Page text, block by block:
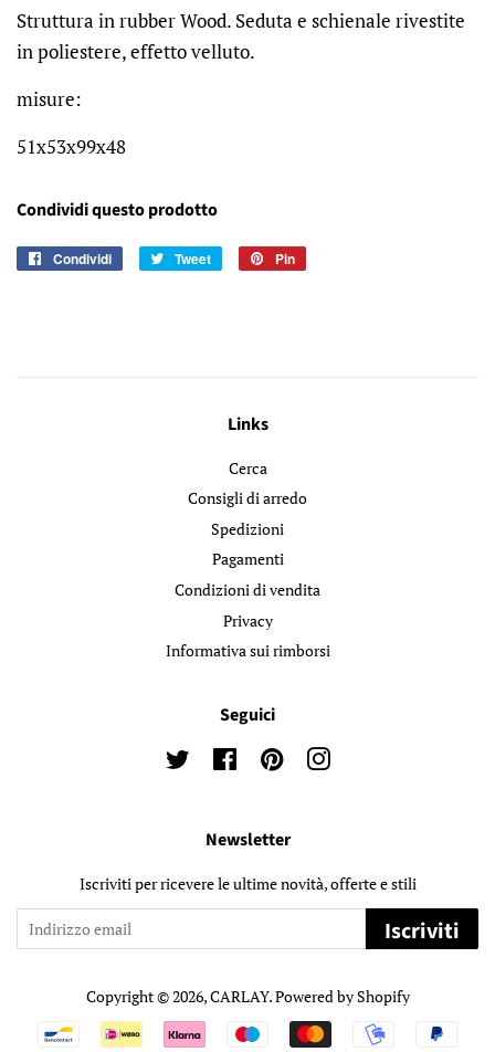
Struttura in rubber Wood. Seduta e schienale rivestite
in poliestere, effetto velluto.
misure:
51x53x99x48
Condividi questo prodotto
Condividi
CondividiTweet
Twitta
Pin
Links
Cerca
Consigli di arredo
Spedizioni
Pagamenti
Condizioni di vendita
Privacy
Informativa sui rimborsi
Seguici
Twitter FacebookPinterestInstagram
Newsletter
Iscriviti per ricevere le ultime novità, offerte e stili
Iscriviti
Copyright © 2026,CARLAY. Powered by Shopify
Modalità